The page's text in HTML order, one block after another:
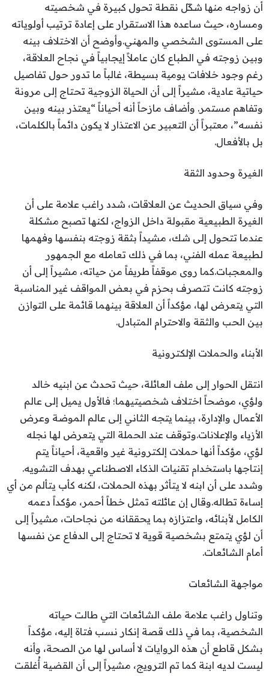
أن زواجه منها شكّل نقطة تحول كبيرة في شخصيته
ومساره، حيث ساعده هذا الاستقرار على إعادة ترتيب أولوياته
على المستوى الشخصي والمهني.وأوضح أن الاختلاف بينه
وبين زوجته في الطباع كان عاملاً إيجابياً في نجاح العلاقة،
رغم وجود خلافات يومية بسيطة، غالباً ما تدور حول تفاصيل
حياتية عادية، مشيراً إلى أن الحياة الزوجية تحتاج إلى مرونة
وتفاهم مستمر. وأضاف مازحاً أنه أحياناً “يعتذر بينه وبين
نفسه”، معتبراً أن التعبير عن الاعتذار لا يكون دائماً بالكلمات،
بل بالأفعال.
الغيرة وحدود الثقة
وفي سياق الحديث عن العلاقات، شدد راغب علامة على أن
الغيرة الطبيعية مقبولة داخل الزواج، لكنها تصبح مشكلة
عندما تتحول إلى شك، مشيداً بثقة زوجته بنفسها وفهمها
لطبيعة عمله الفني، بما في ذلك تعامله مع الجمهور
والمعجبات.كما روى موقفاً طريفاً من حياته، مشيراً إلى أن
زوجته كانت تتصرف بحزم في بعض المواقف غير المناسبة
التي يتعرض لها، مؤكداً أن العلاقة بينهما قائمة على التوازن
بين الحب والثقة والاحترام المتبادل.
الأبناء والحملات الإلكترونية
انتقل الحوار إلى ملف العائلة، حيث تحدث عن ابنيه خالد
ولؤي، موضحاً اختلاف شخصيتيهما؛ فالأول يميل إلى عالم
الأعمال والإدارة، بينما يتجه الثاني إلى عالم الموضة وعرض
الأزياء والإعلانات.وتوقف عند الحملة التي يتعرض لها نجله
لؤي، مؤكداً أنها حملات إلكترونية غير واقعية، أحياناً يتم
إنتاجها باستخدام تقنيات الذكاء الاصطناعي بهدف التشويه.
وشدد على أن ابنه لا يتأثر بهذه الحملات، لكنه كأب يتألم من أي
إساءة تطاله.وقال إن عائلته تمثل خطاً أحمر، مؤكداً دعمه
الكامل لأبنائه، واعتزازه بما يحققانه من نجاحات، مشيراً إلى
أن لؤي يتمتع بشخصية قوية لا تحتاج إلى الدفاع عن نفسها
أمام الشائعات.
مواجهة الشائعات
وتناول راغب علامة ملف الشائعات التي طالت حياته
الشخصية، بما في ذلك قصة إنكار نسب فتاة إليه، مؤكداً
بشكل قاطع أن هذه الروايات لا أساس لها من الصحة، وأنه
ليست لديه ابنة كما تم الترويج، مشيراً إلى أن القضية أُغلقت